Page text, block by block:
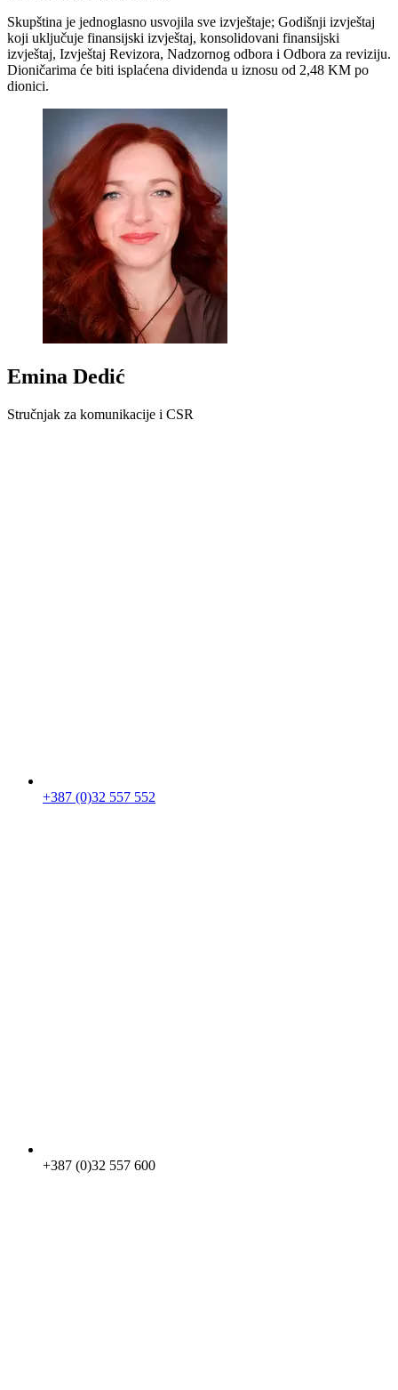
Skupština je jednoglasno usvojila sve izvještaje; Godišnji izvještaj
koji uključuje finansijski izvještaj, konsolidovani finansijski
izvještaj, Izvještaj Revizora, Nadzornog odbora i Odbora za reviziju.
Dioničarima će biti isplaćena dividenda u iznosu od 2,48 KM po
dionici.
Emina Dedić
Stručnjak za komunikacije i CSR
+387 (0)32 557 552
+387 (0)32 557 600